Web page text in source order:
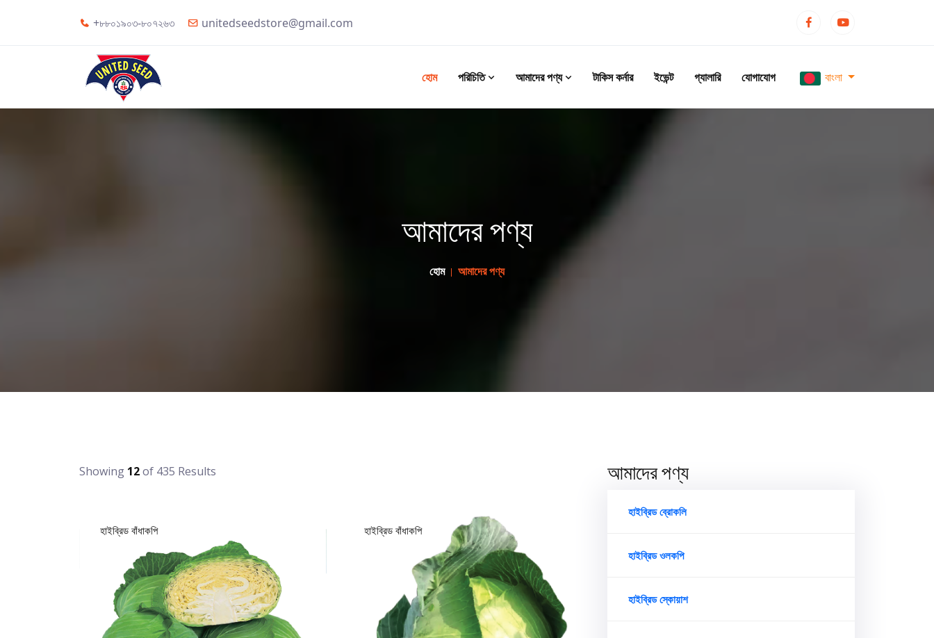
+৮৮০১৯০৩-৮০৭২৬৩ unitedseedstore@gmail.com
হোম পরিচিতি আমাদের পণ্য টাকিস কর্নার ইভেন্ট গ্যালারি যোগাযোগ বাংলা
আমাদের পণ্য
হোম আমাদের পণ্য
Showing 12of 435 Results
হাইব্রিড বাঁধাকপি হাইব্রিড বাঁধাকপি
আমাদের পণ্য
হাইব্রিড ব্রোকলি
হাইব্রিড ওলকপি
হাইব্রিড স্কোয়াশ